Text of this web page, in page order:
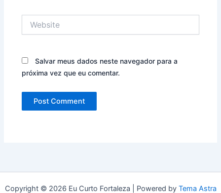
Salvar meus dados neste navegador para a
próxima vez que eu comentar.
Copyright © 2026 Eu Curto Fortaleza | Powered by Tema Astra